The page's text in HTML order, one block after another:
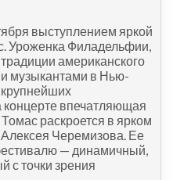
выступлением яркой
Уроженка Филадельфии,
американского
музыкантами в Нью-
крупнейших
впечатляющая
раскроется в ярком
Черемизова. Ее
— динамичный,
с точки зрения